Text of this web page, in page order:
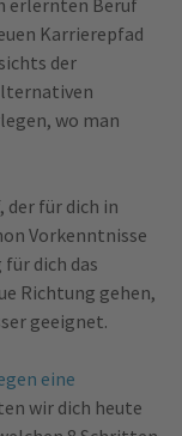
erlernten Beruf
Karrierepfad
der
wo man
der für dich in
Vorkenntnisse
dich das
Richtung gehen,
geeignet.
eine
wir dich heute